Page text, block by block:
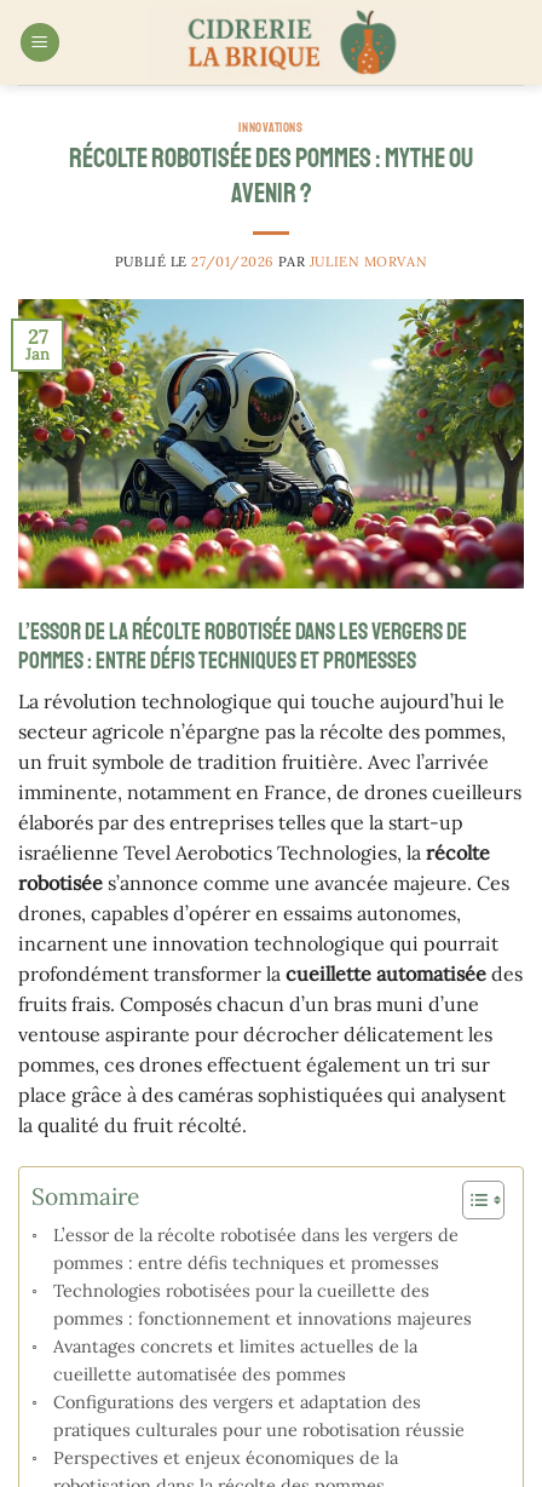
INNOVATIONS
Récolte robotisée des pommes : mythe ou
avenir ?
PUBLIÉ LE27/01/2026 PAR JULIEN MORVAN
27
Jan
L’essor de la récolte robotisée dans les vergers de
pommes : entre défis techniques et promesses
La révolution technologique qui touche aujourd’hui le
secteur agricole n’épargne pas la récolte des pommes,
un fruit symbole de tradition fruitière. Avec l’arrivée
imminente, notamment en France, de drones cueilleurs
élaborés par des entreprises telles que la start-up
israélienne Tevel Aerobotics Technologies, la récolte
robotisée s’annonce comme une avancée majeure. Ces
drones, capables d’opérer en essaims autonomes,
incarnent une innovation technologique qui pourrait
profondément transformer la cueillette automatisée des
fruits frais. Composés chacun d’un bras muni d’une
ventouse aspirante pour décrocher délicatement les
pommes, ces drones effectuent également un tri sur
place grâce à des caméras sophistiquées qui analysent
la qualité du fruit récolté.
Sommaire
L’essor de la récolte robotisée dans les vergers de
pommes : entre défis techniques et promesses
Technologies robotisées pour la cueillette des
pommes : fonctionnement et innovations majeures
Avantages concrets et limites actuelles de la
cueillette automatisée des pommes
Configurations des vergers et adaptation des
pratiques culturales pour une robotisation réussie
Perspectives et enjeux économiques de la